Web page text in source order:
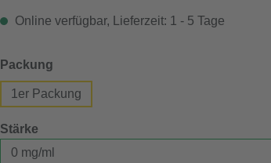
Online verfügbar, Lieferzeit: 1 - 5 Tage
Packung
1er Packung
Stärke